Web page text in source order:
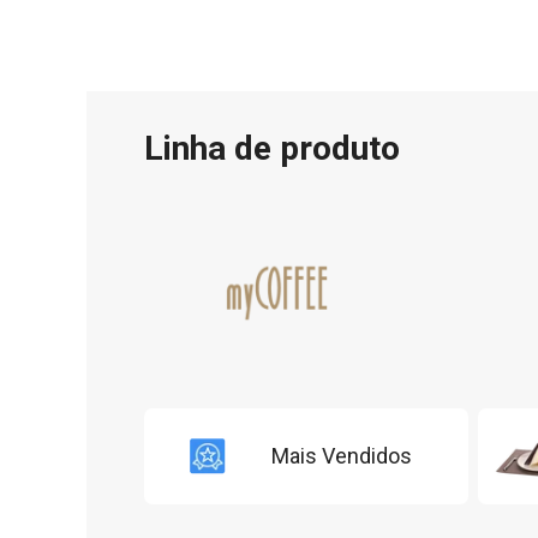
Linha de produto
Mais Vendidos